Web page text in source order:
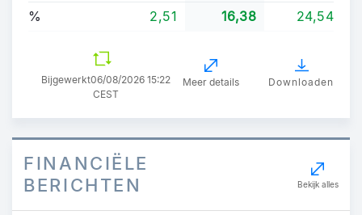
%
2,51 16,38 24,54
Bijgewerkt06/08/2026 15:22
CEST
Meer details Downloaden
FINANCIËLE
BERICHTEN
Bekijk alles